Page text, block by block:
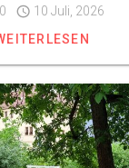
0
10 Juli, 2026